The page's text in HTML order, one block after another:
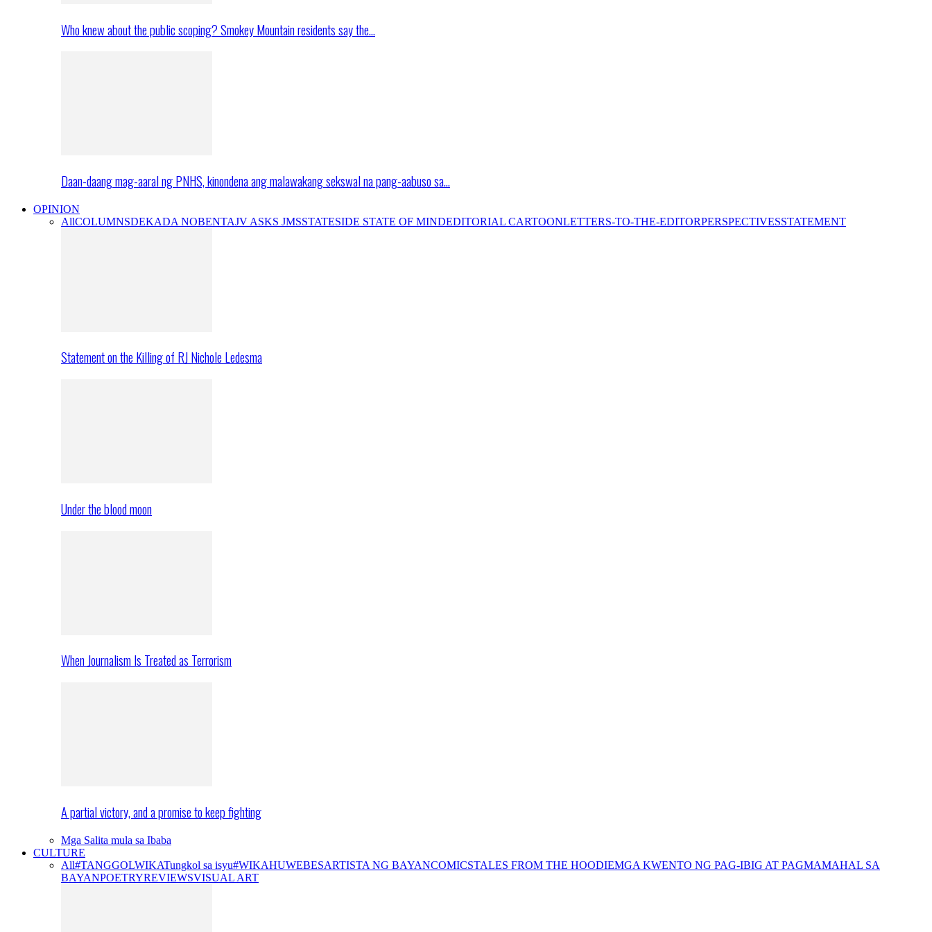
Who knew about the public scoping? Smokey Mountain residents say the…
Daan-daang mag-aaral ng PNHS, kinondena ang malawakang sekswal na pang-aabuso sa…
OPINION
AllCOLUMNSDEKADA NOBENTAJV ASKS JMSSTATESIDE STATE OF MINDEDITORIAL CARTOONLETTERS-TO-THE-EDITORPERSPECTIVESSTATEMENT
Statement on the Killing of RJ Nichole Ledesma
Under the blood moon
When Journalism Is Treated as Terrorism
A partial victory, and a promise to keep fighting
Mga Salita mula sa Ibaba
CULTURE
All#TANGGOLWIKATungkol sa isyu#WIKAHUWEBESARTISTA NG BAYANCOMICSTALES FROM THE HOODIEMGA KWENTO NG PAG-IBIG AT PAGMAMAHAL SA
BAYANPOETRYREVIEWSVISUAL ART